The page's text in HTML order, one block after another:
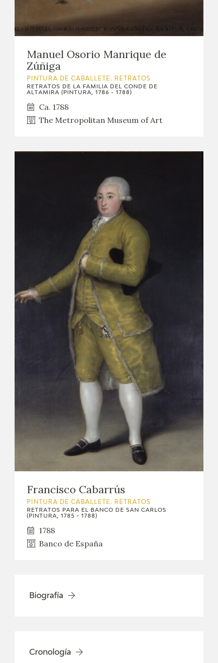
Manuel Osorio Manrique de
Zúñiga
PINTURA DE CABALLETE. RETRATOS
RETRATOS DE LA FAMILIA DEL CONDE DE
ALTAMIRA (PINTURA, 1786 - 1788)
Ca. 1788
The Metropolitan Museum of Art
Francisco Cabarrús
PINTURA DE CABALLETE. RETRATOS
RETRATOS PARA EL BANCO DE SAN CARLOS
(PINTURA, 1785 - 1788)
1788
Banco de España
Biografía
Cronología